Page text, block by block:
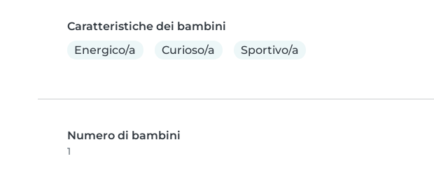
Caratteristiche dei bambini
Energico/a
Curioso/a Sportivo/a
Numero di bambini
1